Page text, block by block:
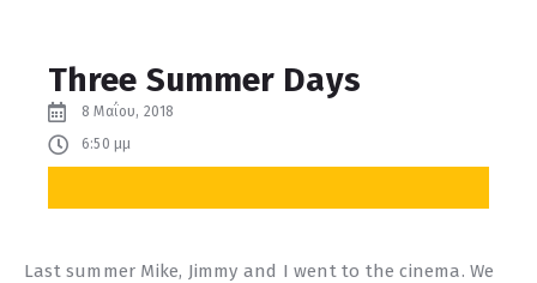
Three Summer Days
8 Μαΐου, 2018
6:50 μμ
Last summer Mike, Jimmy and I went to the cinema. We